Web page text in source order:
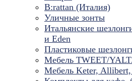
B:rattan (Италия)
Уличные зонты
Итальянские
и Eden
Пластиковые
Мебель TWEET/
Мебель Keter, Allibert,